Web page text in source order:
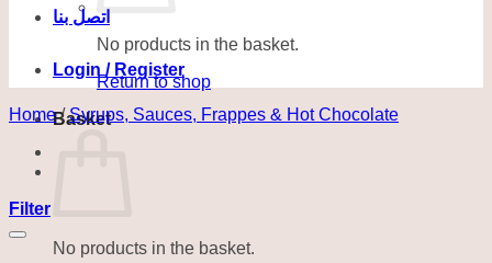
No products in the basket.
Return to shop
Basket
No products in the basket.
اتصل بنا
Login / Register
Home / Syrups, Sauces, Frappes & Hot Chocolate
Filter